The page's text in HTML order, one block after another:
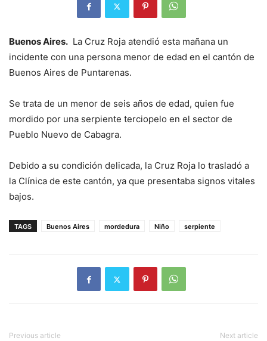
Buenos Aires. La Cruz Roja atendió esta mañana un
incidente con una persona menor de edad en el cantón de
Buenos Aires de Puntarenas.
Se trata de un menor de seis años de edad, quien fue
mordido por una serpiente terciopelo en el sector de
Pueblo Nuevo de Cabagra.
Debido a su condición delicada, la Cruz Roja lo trasladó a
la Clínica de este cantón, ya que presentaba signos vitales
bajos.
TAGS Buenos Aires mordedura Niño serpiente
Previous article Next article